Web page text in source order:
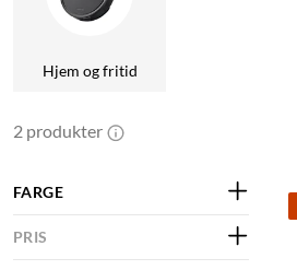
Hjem og fritid
2 produkter
FARGE
PRIS